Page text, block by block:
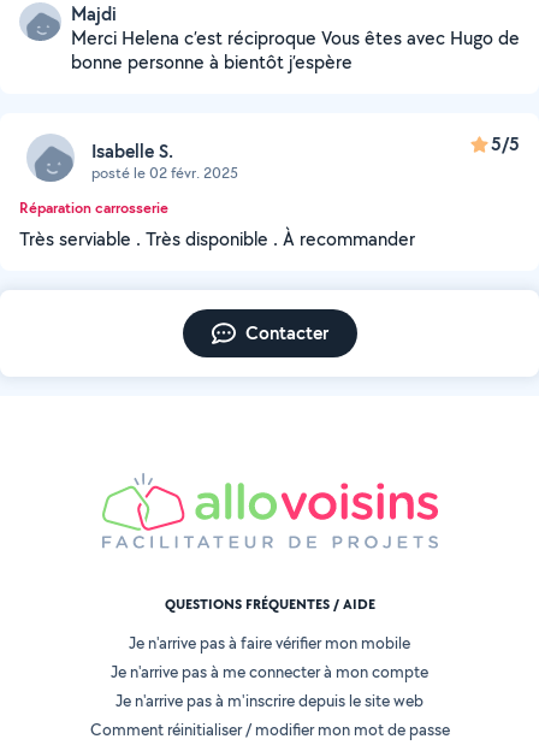
Majdi
Merci Helena c’est réciproque Vous êtes avec Hugo de
bonne personne à bientôt j’espère
Isabelle S.
posté le 02 févr. 2025
5/5
Réparation carrosserie
Très serviable . Très disponible . À recommander
Contacter
QUESTIONS FRÉQUENTES / AIDE
Je n'arrive pas à faire vérifier mon mobile
Je n'arrive pas à me connecter à mon compte
Je n'arrive pas à m'inscrire depuis le site web
Comment réinitialiser / modifier mon mot de passe